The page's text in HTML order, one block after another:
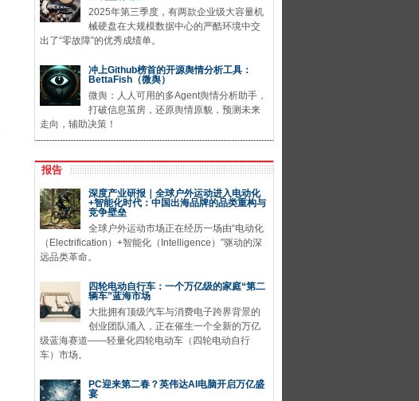
2025年第三季度，有两款企业级大容量机
械硬盘在大规模数据中心的严酷环境中交
出了“零故障”的优秀成绩单。
冲上Github榜首的开源舆情分析工具：
BettaFish（微舆）
微舆：人人可用的多Agent舆情分析助手，
打破信息茧房，还原舆情原貌，预测未来
走向，辅助决策！
报告
深度产业研报｜全球户外运动进入电动化
+智能化时代：中国出海品牌的品类重构与
竞争壁垒
全球户外运动市场正在经历一场由“电动化
（Electrification）+智能化（Intelligence）”驱动的深
远品类革命。
四轮电动自行车：一个万亿级的家庭“第二
辆车”蓝海市场
大批拥有顶级汽车与消费电子跨界背景的
创业团队涌入，正在催生一个全新的万亿
级蓝海赛道——轻量化四轮电动车（四轮电动自行
车）市场。
PC迎来第二春？英伟达AI电脑开启万亿盛
宴